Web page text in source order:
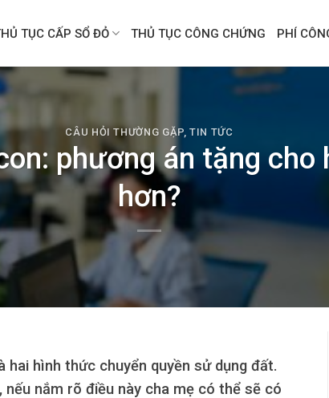
TỤC CẤP SỔ ĐỎ THỦ TỤC CÔNG CHỨNG PHÍ
CÂU HỎI THƯỜNG GẶP,TIN TỨC
phương án tặng
hơn?
hai hình thức chuyển quyền sử dụng đất.
nắm rõ điều này cha mẹ có thể sẽ có